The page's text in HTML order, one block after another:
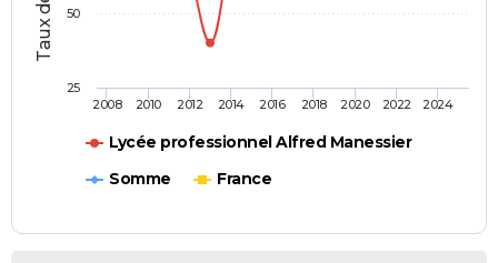
Lycée professionnel Alfred Manessier
Somme
France
2008 2010 2012 2014 2016 2018 2020 2022 2024
25
50